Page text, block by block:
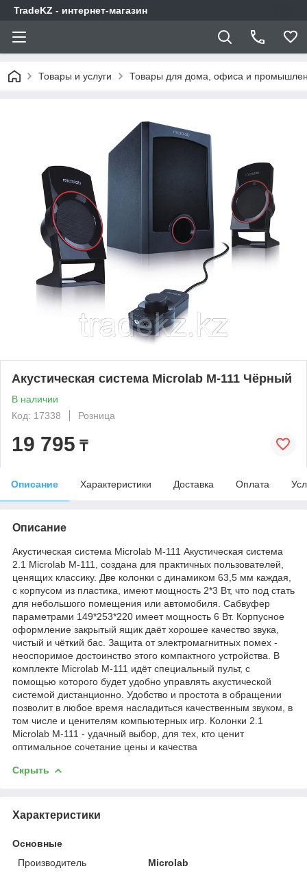
TradeKZ - интернет-магазин
Товары и услуги Товары для дома, офиса и
Акустическая система Microlab M-111 Чёрный
В наличии
Код: 17338
Розница
19 795 ₸
Описание Характеристики Доставка Оплата
Описание
Акустическая система Microlab M-111 Акустическая система
2.1 Microlab M-111, создана для практичных пользователей,
ценящих классику. Две колонки с динамиком 63,5 мм каждая,
с корпусом из пластика, имеют мощность 2*3 Вт, что под стать
для небольшого помещения или автомобиля. Сабвуфер
параметрами 149*253*220 имеет мощность 6 Вт. Корпусное
оформление закрытый ящик даёт хорошее качество звука,
чистый и чёткий бас. Защита от электромагнитных помех -
неоспоримое достоинство этого компактного устройства. В
комплекте Microlab M-111 идёт специальный пульт, с
помощью которого будет удобно управлять акустической
системой дистанционно. Удобство и простота в обращении
позволит в любое время насладиться качественным звуком, в
том числе и ценителям компьютерных игр. Колонки 2.1
Microlab M-111 - удачный выбор, для тех, кто ценит
оптимальное сочетание цены и качества
Скрыть
Характеристики
Основные
Производитель
Microlab